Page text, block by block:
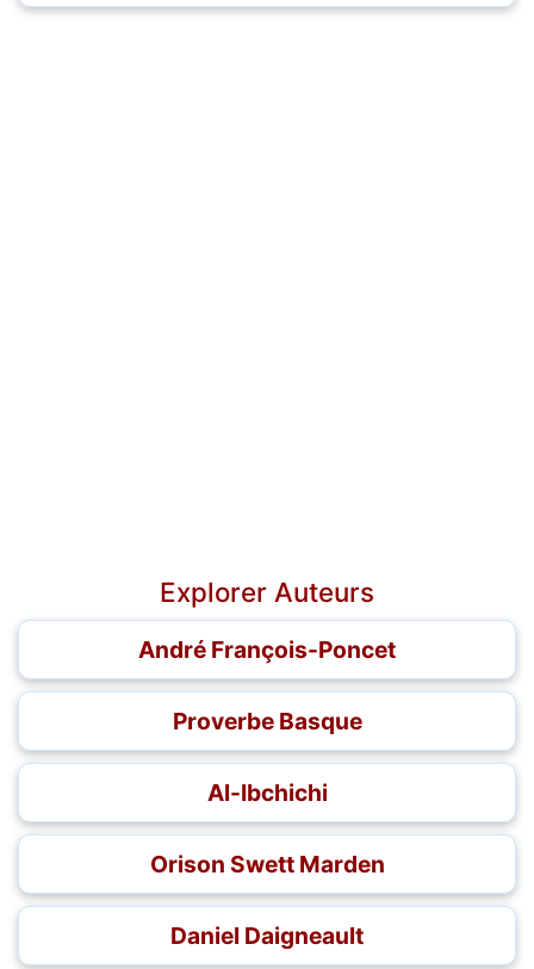
Explorer Auteurs
André François-Poncet
Proverbe Basque
Al-Ibchichi
Orison Swett Marden
Daniel Daigneault